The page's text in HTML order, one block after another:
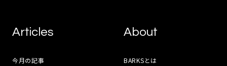
Articles
今月の記事
About
BARKSとは